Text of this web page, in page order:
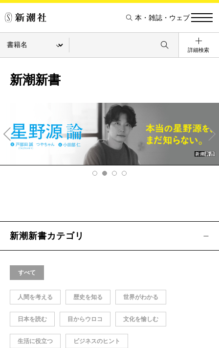
本・雑誌・ウェブ
詳細検索
新潮新書
v
Ne
xt
新潮新書カテゴリ
すべて
人間を考える 歴史を知る 世界がわかる
日本を読む 目からウロコ 文化を愉しむ
生活に役立つ ビジネスのヒント